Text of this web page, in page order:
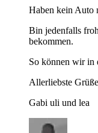
Haben kein Auto
Bin jedenfalls
bekommen.
So können wir in
Allerliebste Grüße
Gabi uli und lea